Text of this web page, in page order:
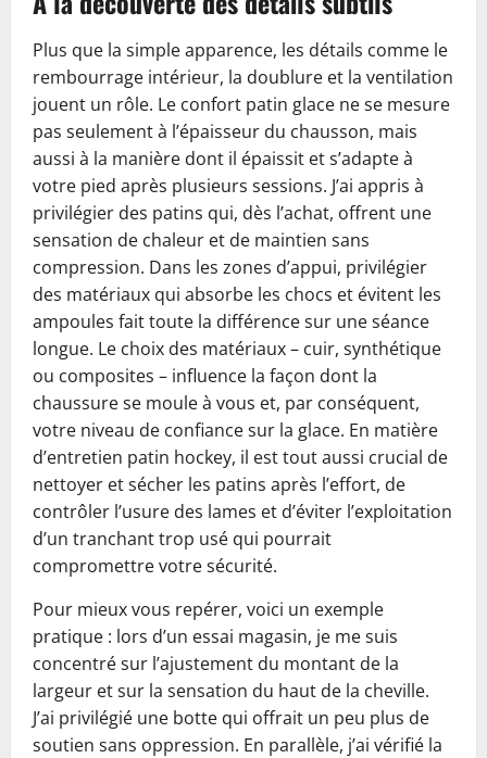
Plus que la simple apparence, les détails comme le
rembourrage intérieur, la doublure et la ventilation
jouent un rôle. Le confort patin glace ne se mesure
pas seulement à l’épaisseur du chausson, mais
aussi à la manière dont il épaissit et s’adapte à
votre pied après plusieurs sessions. J’ai appris à
privilégier des patins qui, dès l’achat, offrent une
sensation de chaleur et de maintien sans
compression. Dans les zones d’appui, privilégier
des matériaux qui absorbe les chocs et évitent les
ampoules fait toute la différence sur une séance
longue. Le choix des matériaux – cuir, synthétique
ou composites – influence la façon dont la
chaussure se moule à vous et, par conséquent,
votre niveau de confiance sur la glace. En matière
d’entretien patin hockey, il est tout aussi crucial de
nettoyer et sécher les patins après l’effort, de
contrôler l’usure des lames et d’éviter l’exploitation
d’un tranchant trop usé qui pourrait
compromettre votre sécurité.
Pour mieux vous repérer, voici un exemple
pratique : lors d’un essai magasin, je me suis
concentré sur l’ajustement du montant de la
largeur et sur la sensation du haut de la cheville.
J’ai privilégié une botte qui offrait un peu plus de
soutien sans oppression. En parallèle, j’ai vérifié la